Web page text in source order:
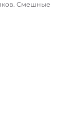
Смешные